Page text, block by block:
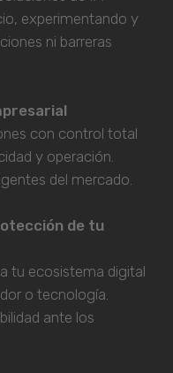
experimentando y
ni barreras
con control total
y operación.
del mercado.
de tu
tu ecosistema digital
o tecnología.
ante los